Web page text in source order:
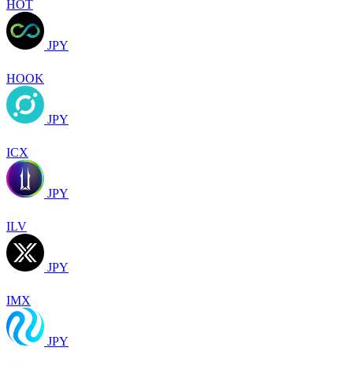
HOT
JPY
HOOK
JPY
ICX
JPY
ILV
JPY
IMX
JPY